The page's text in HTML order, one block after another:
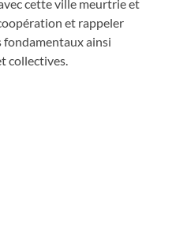
cette ville meurtrie et
et rappeler
ainsi
collectives.